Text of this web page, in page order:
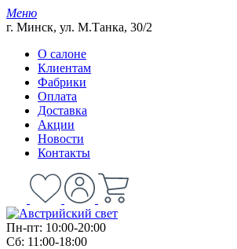
Меню
г. Минск, ул. М.Танка, 30/2
О салоне
Клиентам
Фабрики
Оплата
Доставка
Акции
Новости
Контакты
Пн-пт: 10:00-20:00
Сб: 11:00-18:00